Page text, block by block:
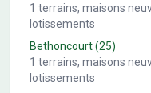
1 terrains, maisons
lotissements
Bethoncourt(25)
1 terrains, maisons
lotissements